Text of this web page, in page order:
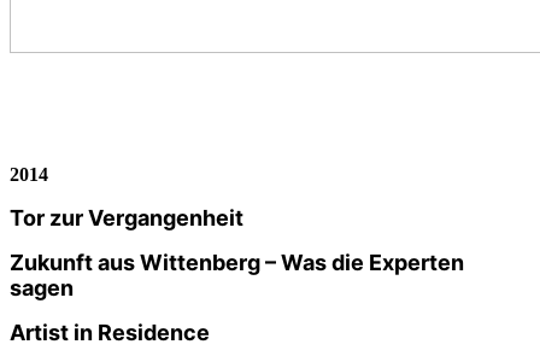
2014
Tor zur Vergangenheit
Zukunft aus Wittenberg – Was die Experten
sagen
Artist in Residence